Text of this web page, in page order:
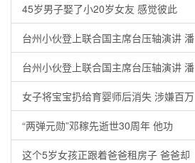
45岁男子娶了小20岁女友 感觉彼此
台州小伙登上联合国主席台压轴演讲 潘
台州小伙登上联合国主席台压轴演讲 潘
女子将宝宝扔给育婴师后消失 涉嫌百万
“两弹元勋”邓稼先逝世30周年 他功
这个5岁女孩正跟着爸爸租房子 爸爸却